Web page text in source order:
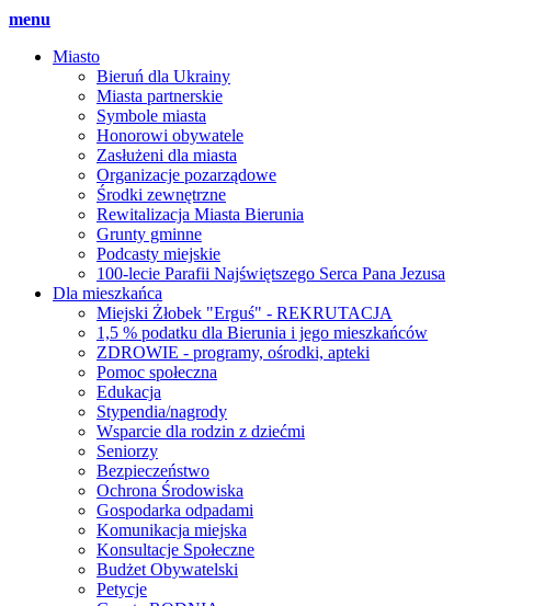
menu
Miasto
Bieruń dla Ukrainy
Miasta partnerskie
Symbole miasta
Honorowi obywatele
Zasłużeni dla miasta
Organizacje pozarządowe
Środki zewnętrzne
Rewitalizacja Miasta Bierunia
Grunty gminne
Podcasty miejskie
100-lecie Parafii Najświętszego Serca Pana Jezusa
Dla mieszkańca
Miejski Żłobek "Erguś" - REKRUTACJA
1,5 % podatku dla Bierunia i jego mieszkańców
ZDROWIE - programy, ośrodki, apteki
Pomoc społeczna
Edukacja
Stypendia/nagrody
Wsparcie dla rodzin z dziećmi
Seniorzy
Bezpieczeństwo
Ochrona Środowiska
Gospodarka odpadami
Komunikacja miejska
Konsultacje Społeczne
Budżet Obywatelski
Petycje